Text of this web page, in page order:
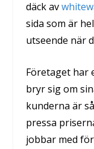
däck av
sida som är
utseende när
Företaget har
bryr sig om
kunderna är
pressa
jobbar med